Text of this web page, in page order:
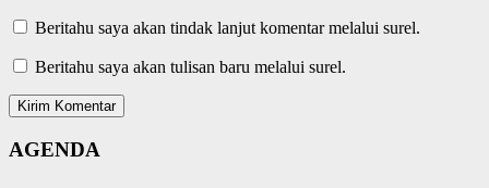
Beritahu saya akan tindak lanjut komentar melalui surel.
Beritahu saya akan tulisan baru melalui surel.
AGENDA